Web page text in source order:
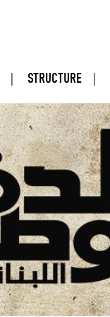
STRUCTURE